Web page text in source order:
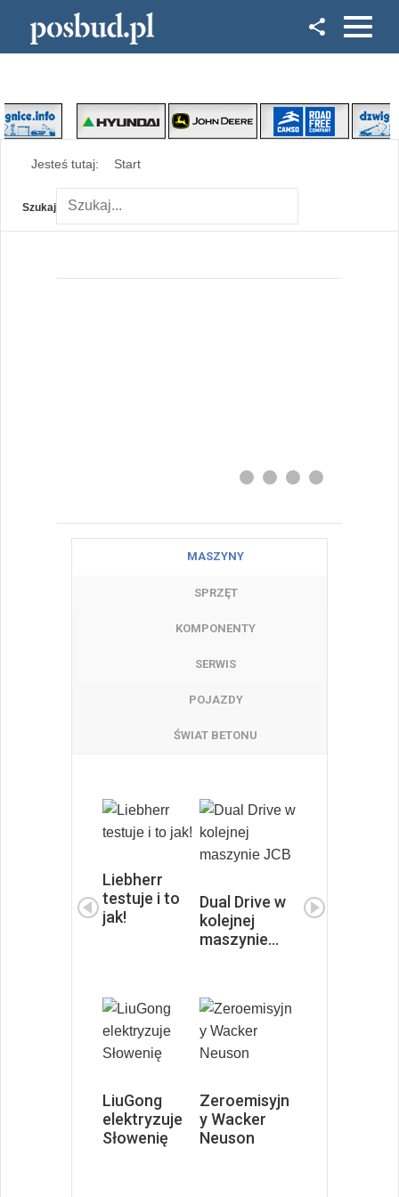
Jesteś tutaj: Start
Szukaj
MASZYNY
SPRZĘT
KOMPONENTY
SERWIS
POJAZDY
ŚWIAT BETONU
Liebherr
testuje i to
jak!
Dual Drive w
kolejnej
maszynie…
LiuGong
elektryzuje
Słowenię
Zeroemisyjn
y Wacker
Neuson